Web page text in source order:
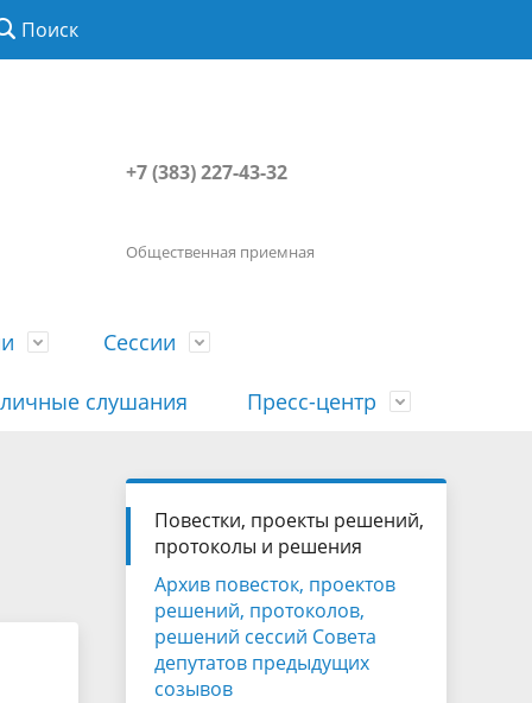
Поиск
+7 (383) 227-43-32
Общественная приемная
История
Муниципальная служба
Объявления
Сессии
Порядок посещения сессии
гражданами
Сведения о доходах, расходах, об
имуществе, обязательствах
имущественного характера
Информационные материалы
слушания Пресс-центр
Наша "Прямая линия"
Повестки, проекты решений,
протоколы и решения
Архив повесток, проектов
решений, протоколов,
решений сессий Совета
депутатов предыдущих
созывов